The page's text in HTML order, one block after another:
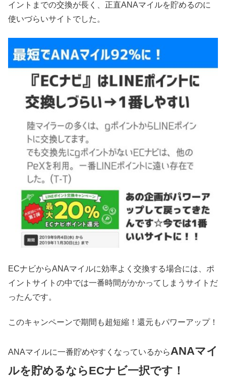
イントまでの交換が長く、正直ANAマイルを貯めるのに
使いづらいサイトでした。
ECナビからANAマイルに効率よく交換する場合には、ポ
イントサイトの中では一番時間がかかってしまうサイトだ
ったんです。
このキャンペーンで期間も超短縮！還元もパワーアップ！
ANAマイルに一番貯めやすくなっているからANAマイ
ルを貯めるならECナビ一択です！